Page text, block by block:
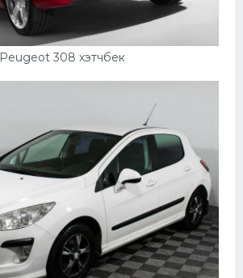
Peugeot 308 хэтчбек